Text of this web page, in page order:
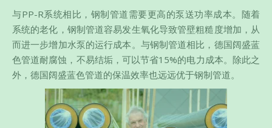
与PP-R系统相比，钢制管道需要更高的泵送功率成本。随着
系统的老化，钢制管道容易发生氧化导致管壁粗糙度增加，从
而进一步增加水泵的运行成本。与钢制管道相比，德国阔盛蓝
色管道耐腐蚀，不易结垢，可以节省15%的电力成本。除此之
外，德国阔盛蓝色管道的保温效率也远远优于钢制管道。